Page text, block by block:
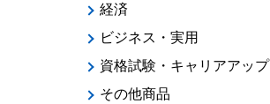
経済
ビジネス・実用
資格試験・キャリアアップ
その他商品